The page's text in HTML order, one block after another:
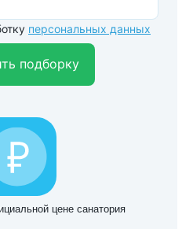
персональных данных
подборку
цене санатория